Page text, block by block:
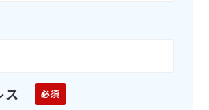
ス